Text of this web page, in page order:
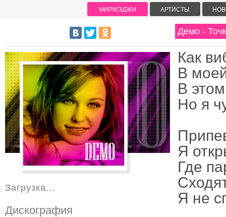
Демо -
Как
В
В
Но я
Я
Где
Я не
Загрузка...
Дискография
МИРМЭДЖИ АРТИСТЫ